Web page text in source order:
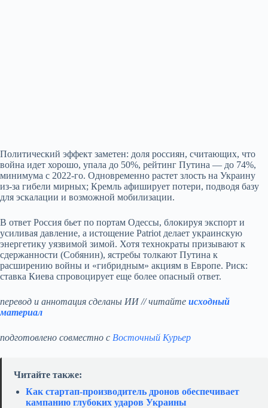
Политический эффект заметен: доля россиян, считающих, что
война идет хорошо, упала до 50%, рейтинг Путина — до 74%,
минимума с 2022‑го. Одновременно растет злость на Украину
из‑за гибели мирных; Кремль афиширует потери, подводя базу
для эскалации и возможной мобилизации.
В ответ Россия бьет по портам Одессы, блокируя экспорт и
усиливая давление, а истощение Patriot делает украинскую
энергетику уязвимой зимой. Хотя технократы призывают к
сдержанности (Собянин), ястребы толкают Путина к
расширению войны и «гибридным» акциям в Европе. Риск:
ставка Киева спровоцирует еще более опасный ответ.
перевод и аннотация сделаны ИИ // читайте исходный
материал
подготовлено совместно с Восточный Курьер
Читайте также:
Как стартап‑производитель дронов обеспечивает
кампанию глубоких ударов Украины